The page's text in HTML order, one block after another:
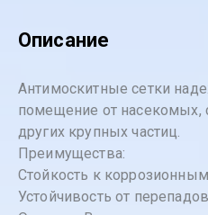
Описание
Антимоскитные сетки
помещение от насекомых,
других крупных частиц.
Преимущества:
Стойкость к
Устойчивость от